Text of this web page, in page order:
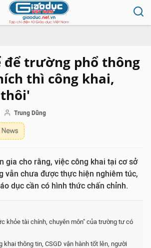
để trường phổ thông
thì công khai,
Trung Dũng
gia cho rằng, việc công khai tại cơ sở
vẫn chưa được thực hiện nghiêm túc,
dục cần có hình thức chấn chỉnh.
khỏe tài chính, chuyên môn" của trường tư có
khai thông tin, CSGD vận hành tốt lên, người